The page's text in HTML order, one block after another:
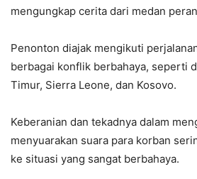
mengungkap cerita dari medan
Penonton diajak mengikuti
berbagai konflik berbahaya, seperti
Timur, Sierra Leone, dan Kosovo.
Keberanian dan tekadnya dalam
menyuarakan suara para korban
ke situasi yang sangat berbahaya.